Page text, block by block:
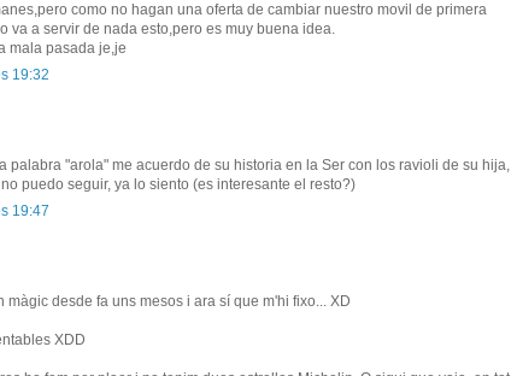
como no hagan una oferta de cambiar nuestro movil de primera
va a servir de nada esto,pero es muy buena idea.
mala pasada je,je
19:32
palabra "arola" me acuerdo de su historia en la Ser con los ravioli de su hija,
puedo seguir, ya lo siento (es interesante el resto?)
19:47
màgic desde fa uns mesos i ara sí que m'hi fixo... XD
XDD